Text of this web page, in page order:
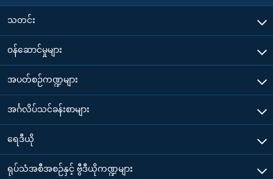
သတင်း
၀န်ဆောင်မှုများ
အပတ်စဉ်ကဏ္ဍများ
အင်္ဂလိပ်သင်ခန်းစာများ
ရေဒီယို
ရုပ်သံအစီအစဉ်နှင့် ဗွီဒီယိုကဏ္ဍများ